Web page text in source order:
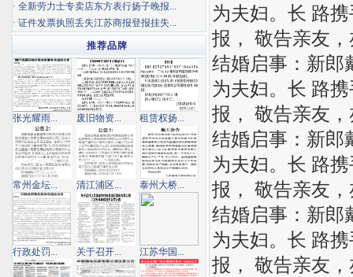
为夫妇。长 路
报， 敬告亲友
结婚启事：新郎
为夫妇。长 路
报， 敬告亲友
结婚启事：新郎
为夫妇。长 路
报， 敬告亲友
结婚启事：新郎
为夫妇。长 路
报， 敬告亲友
· 全新劳力士专卖店东方表行扬子晚报...
· 证件发票执照丢失江苏商报登报挂失...
推荐品牌
张光耀雨... 废旧物资... 租赁权扬...
常州金坛... 清江浦区... 泰州大桥...
行政处罚... 关于召开... 江苏华国...